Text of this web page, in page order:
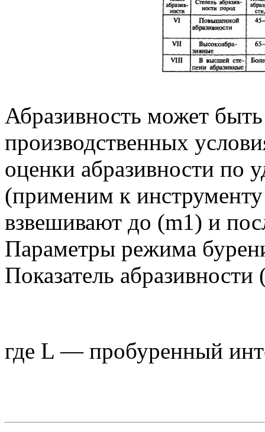
Абразивность может
производственных
оценки абразивности по
(применим к
взвешивают до (m1) и
Параметры режима
Показатель
где L — пробуренный